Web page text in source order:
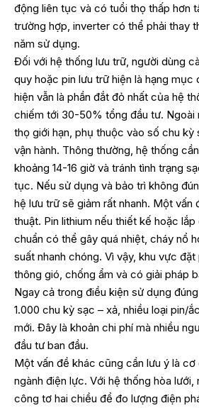
động liên tục và có tuổi thọ thấp hơn
trường hợp, inverter có thể phải thay
năm sử dụng.
Đối với hệ thống lưu trữ, người dùng
quy hoặc pin lưu trữ hiện là hạng mục
hiện vẫn là phần đắt đỏ nhất của hệ
chiếm tới 30-50% tổng đầu tư. Ngoài
thọ giới hạn, phụ thuộc vào số chu kỳ
vận hành. Thông thường, hệ thống
khoảng 14-16 giờ và tránh tình trạng
tục. Nếu sử dụng và bảo trì không
hệ lưu trữ sẽ giảm rất nhanh. Một vấn
thuật. Pin lithium nếu thiết kế hoặc
chuẩn có thể gây quá nhiệt, cháy nổ
suất nhanh chóng. Vì vậy, khu vực
thông gió, chống ẩm và có giải pháp
Ngay cả trong điều kiện sử dụng
1.000 chu kỳ sạc – xả, nhiều loại pin/
mới. Đây là khoản chi phí mà nhiều
đầu tư ban đầu.
Một vấn đề khác cũng cần lưu ý là cơ
ngành điện lực. Với hệ thống hòa lưới,
công tơ hai chiều để đo lượng điện